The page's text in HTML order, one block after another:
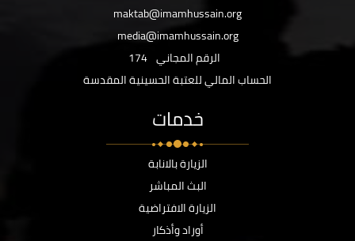
maktab@imamhussain.org
media@imamhussain.org
الرقم المجاني 174
الحساب المالي للعتبة الحسينية المقدسة
خدمات
الزيارة بالانابة
البث المباشر
الزيارة الافتراضية
أوراد وأذكار